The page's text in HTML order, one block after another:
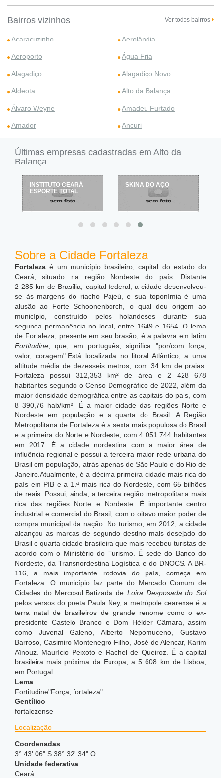
Bairros vizinhos Ver todos bairros
Acaracuzinho Aerolândia
Aeroporto Água Fria
Alagadiço Alagadiço Novo
Aldeota Alto da Balança
Álvaro Weyne Amadeu Furtado
Amador Ancuri
Últimas empresas cadastradas em Alto da
Balança
INSTITUTO CEARÁ
ESPORTE TOTAL
SKINA DO AÇO
Sobre a Cidade Fortaleza
Fortaleza é um município brasileiro, capital do estado do
Ceará, situado na região Nordeste do país. Distante
2 285 km de Brasília, capital federal, a cidade desenvolveu-
se às margens do riacho Pajeú, e sua toponímia é uma
alusão ao Forte Schoonenborch, o qual deu origem ao
município, construído pelos holandeses durante sua
segunda permanência no local, entre 1649 e 1654. O lema
de Fortaleza, presente em seu brasão, é a palavra em latim
Fortitudine , que, em português, significa "por/com força,
valor, coragem".Está localizada no litoral Atlântico, a uma
altitude média de dezesseis metros, com 34 km de praias.
Fortaleza possui 312,353 km² de área e 2 428 678
habitantes segundo o Censo Demográfico de 2022, além da
maior densidade demográfica entre as capitais do país, com
8 390,76 hab/km².
É a maior cidade das regiões Norte e
Nordeste em população e a quarta do Brasil. A Região
Metropolitana de Fortaleza é a sexta mais populosa do Brasil
e a primeira do Norte e Nordeste, com 4 051 744 habitantes
em 2017. É a cidade nordestina com a maior área de
influência regional e possui a terceira maior rede urbana do
Brasil em população, atrás apenas de São Paulo e do Rio de
Janeiro.Atualmente, é a décima primeira cidade mais rica do
país em PIB e a 1.ª mais rica do Nordeste, com 65 bilhões
de reais.
Possui, ainda, a terceira região metropolitana mais
rica das regiões Norte e Nordeste. É importante centro
industrial e comercial do Brasil, com o oitavo maior poder de
compra municipal da nação. No turismo, em 2012, a cidade
alcançou as marcas de segundo destino mais desejado do
Brasil e quarta cidade brasileira que mais recebeu turistas de
acordo com o Ministério do Turismo. É sede do Banco do
Nordeste, da Transnordestina Logística e do DNOCS. A BR-
116, a mais importante rodovia do país, começa em
Fortaleza. O município faz parte do Mercado Comum de
Cidades do Mercosul.Batizada de Loira Desposada do Sol
pelos versos do poeta Paula Ney, a metrópole cearense é a
terra natal de brasileiros de grande renome como o ex-
presidente Castelo Branco e Dom Hélder Câmara, assim
como Juvenal Galeno, Alberto Nepomuceno, Gustavo
Barroso, Casimiro Montenegro Filho, José de Alencar, Karim
Aïnouz, Maurício Peixoto e Rachel de Queiroz. É a capital
brasileira mais próxima da Europa, a 5 608 km de Lisboa,
em Portugal.
Lema
Fortitudine"Força, fortaleza"
Gentílico
fortalezense
Localização
Coordenadas
3° 43' 06" S 38° 32' 34" O
Unidade federativa
Ceará